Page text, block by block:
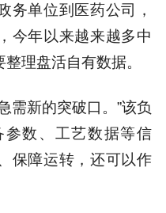
务单位到医药公司，
今年以来越来越多中
理盘活自有数据。
需新的突破口。”该负
数、工艺数据等信
保障运转，还可以作